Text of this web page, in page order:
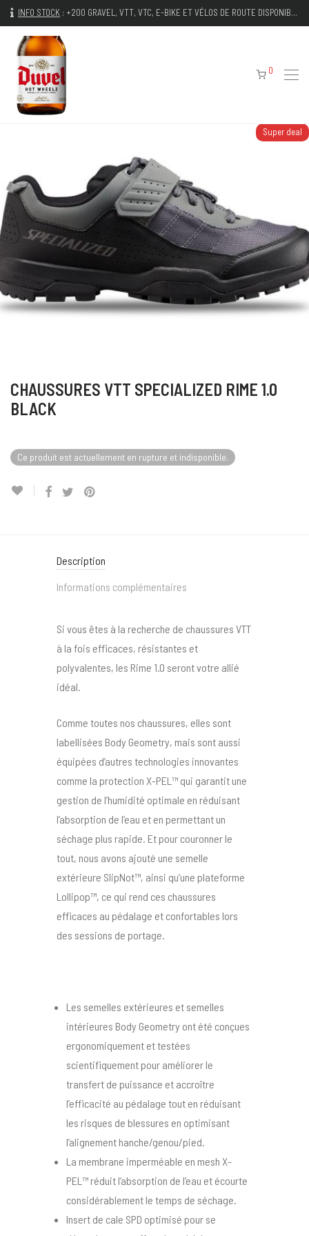
INFO STOCK : +200 GRAVEL, VTT, VTC, E-BIKE ET VÉLOS DE ROUTE DISPONIBLES IMMÉDIATEMENT
0
Super deal
CHAUSSURES VTT SPECIALIZED RIME 1.0
BLACK
Ce produit est actuellement en rupture et indisponible.
Description
Informations complémentaires
Si vous êtes à la recherche de chaussures VTT
à la fois efficaces, résistantes et
polyvalentes, les Rime 1.0 seront votre allié
idéal.
Comme toutes nos chaussures, elles sont
labellisées Body Geometry, mais sont aussi
équipées d’autres technologies innovantes
comme la protection X-PEL™ qui garantit une
gestion de l’humidité optimale en réduisant
l’absorption de l’eau et en permettant un
séchage plus rapide. Et pour couronner le
tout, nous avons ajouté une semelle
extérieure SlipNot™, ainsi qu’une plateforme
Lollipop™, ce qui rend ces chaussures
efficaces au pédalage et confortables lors
des sessions de portage.
Les semelles extérieures et semelles
intérieures Body Geometry ont été conçues
ergonomiquement et testées
scientifiquement pour améliorer le
transfert de puissance et accroître
l’efficacité au pédalage tout en réduisant
les risques de blessures en optimisant
l’alignement hanche/genou/pied.
La membrane imperméable en mesh X-
PEL™ réduit l’absorption de l’eau et écourte
considérablement le temps de séchage.
Insert de cale SPD optimisé pour se